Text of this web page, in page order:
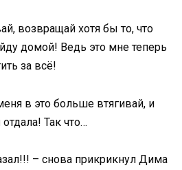
возвращай хотя бы то, что
домой! Ведь это мне теперь
за всё!
в это больше втягивай, и
Так что…
– снова прикрикнул Дима